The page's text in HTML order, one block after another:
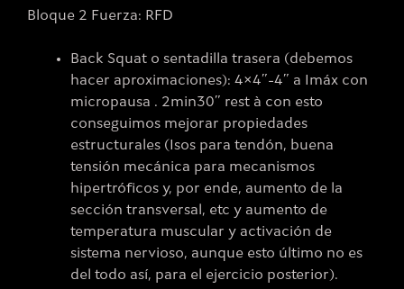
Bloque 2 Fuerza: RFD
Back Squat o sentadilla trasera (debemos
hacer aproximaciones): 4×4”-4” a Imáx con
micropausa . 2min30” rest à con esto
conseguimos mejorar propiedades
estructurales (Isos para tendón, buena
tensión mecánica para mecanismos
hipertróficos y, por ende, aumento de la
sección transversal, etc y aumento de
temperatura muscular y activación de
sistema nervioso, aunque esto último no es
del todo así, para el ejercicio posterior).